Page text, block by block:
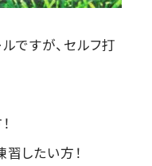
ですが、セルフ打
したい方！